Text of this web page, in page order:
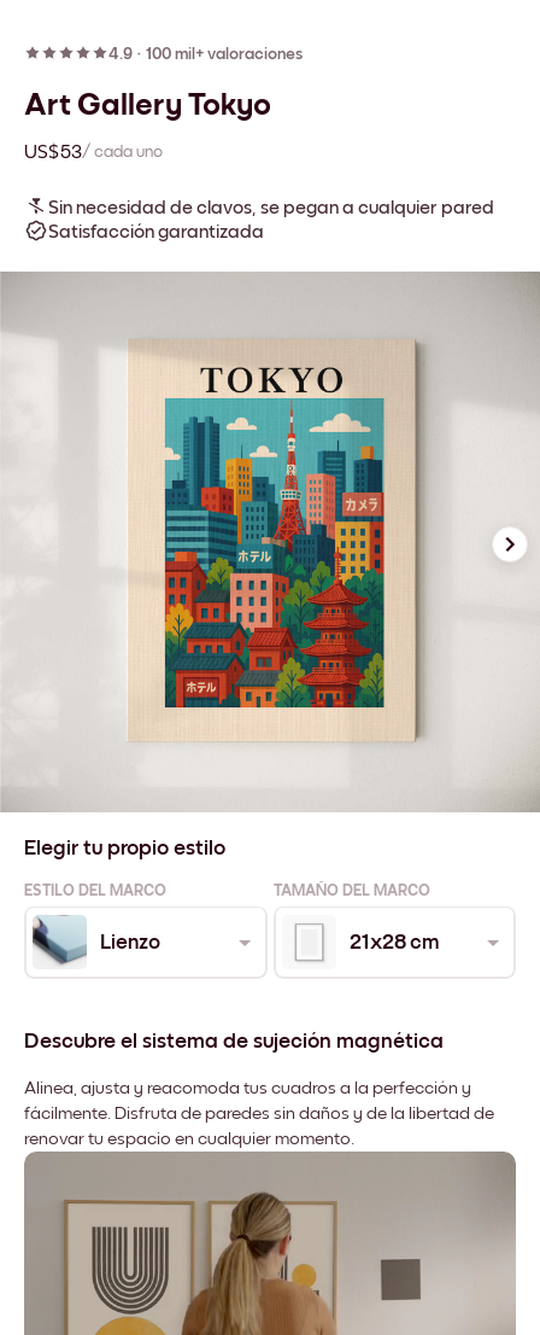
4.9 · 100 mil+ valoraciones
Art Gallery Tokyo
US$53/ cada uno
Sin necesidad de clavos, se pegan a cualquier pared
Satisfacción garantizada
Elegir tu propio estilo
ESTILO DEL MARCO TAMAÑO DEL MARCO
Lienzo 21x28 cm
Descubre el sistema de sujeción magnética
Alinea, ajusta y reacomoda tus cuadros a la perfección y
fácilmente. Disfruta de paredes sin daños y de la libertad de
renovar tu espacio en cualquier momento.